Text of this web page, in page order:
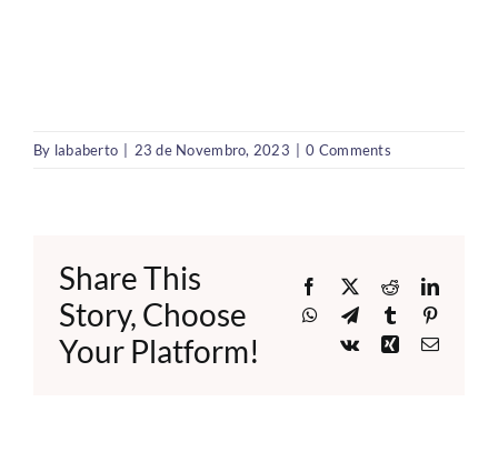
By lababerto | 23 de Novembro, 2023 | 0 Comments
Share This
Story, Choose
Your Platform!
Facebook
X Reddit
WhatsApp
TelegramTumblr
Vk
XingEmail